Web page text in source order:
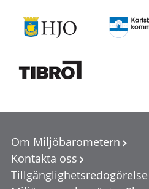
Om Miljöbarometern
Kontakta oss
Tillgänglighetsredogörelse